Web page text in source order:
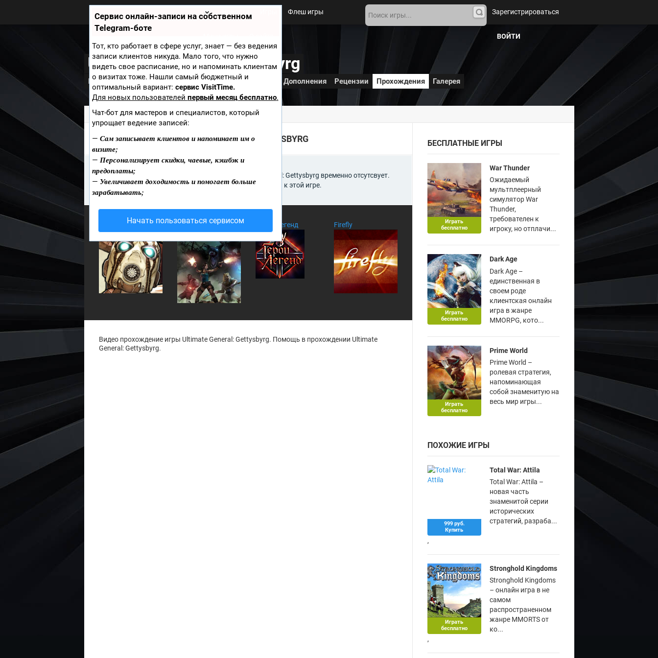
Сервис онлайн-записи на собственном
Telegram-боте
Тот, кто работает в сфере услуг, знает — без ведения
записи клиентов никуда. Мало того, что нужно
видеть свое расписание, но и напоминать клиентам
о визитах тоже. Нашли самый бюджетный и
оптимальный вариант: сервис VisitTime.
Для новых пользователей первый месяц бесплатно.
Чат-бот для мастеров и специалистов, который
упрощает ведение записей:
— Сам записывает клиентов и напоминает им о
визите;
— Персонализирует скидки, чаевые, кэшбэк и
предоплаты;
— Увеличивает доходимость и помогает больше
зарабатывать;
Начать пользоваться сервисом
Zobra.ru - Игровое сообщество -
все о играх
П
ф
м
ы
Флеш игры
На
йти
Зарегистрироваться
ВОЙТИ
Ultimate General: Gettysbyrg
Новости В разработке Скриншоты Видео Дополнения Рецензии Прохождения Галерея
Zobra.ru»Игры» Ultimate General: Gettysbyrg
ПРОХОЖДЕНИЯ ULTIMATE GENERAL: GETTYSBYRG
Информация
К сожалению Прохождения из игры Ultimate General: Gettysbyrg временно отсутсвует.
Вы можете быть первым кто добавит Прохождения к этой игре.
Опубликовать Прохождения
Borderlands 3
Lara Croft and the
Temple of Osiris
Герои Легенд Firefly
Видео прохождение игры Ultimate General: Gettysbyrg. Помощь в прохождении Ultimate
General: Gettysbyrg.
БЕСПЛАТНЫЕ ИГРЫ
Играть
бесплатно
War Thunder
Ожидаемый
мультплеерный
симулятор War
Thunder,
требователен к
игроку, но отплачи...
Играть
бесплатно
Dark Age
Dark Age –
единственная в
своем роде
клиентская онлайн
игра в жанре
MMORPG, кото...
Играть
бесплатно
Prime World
Prime World –
ролевая стратегия,
напоминающая
собой знаменитую на
весь мир игры...
ПОХОЖИЕ ИГРЫ
999 руб.
Купить
,
Total War: Attila
Total War: Attila –
новая часть
знаменитой серии
исторических
стратегий, разраба...
Играть
бесплатно
,
Stronghold Kingdoms
Stronghold Kingdoms
– онлайн игра в не
самом
распространенном
жанре MMORTS от
ко...